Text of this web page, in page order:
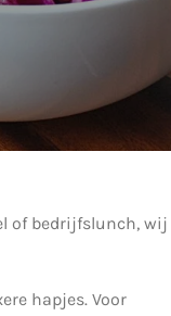
of bedrijfslunch, wij
hapjes. Voor